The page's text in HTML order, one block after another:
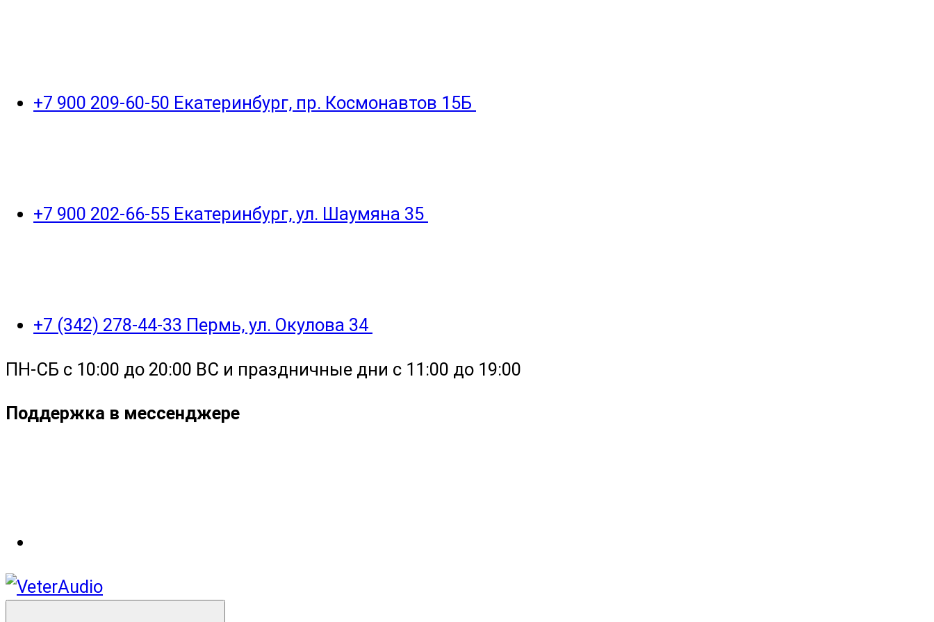
+7 900 209-60-50 Екатеринбург, пр. Космонавтов 15Б
+7 900 202-66-55 Екатеринбург, ул. Шаумяна 35
+7 (342) 278-44-33 Пермь, ул. Окулова 34
ПН-СБ с 10:00 до 20:00 ВС и праздничные дни с 11:00 до 19:00
Поддержка в мессенджере